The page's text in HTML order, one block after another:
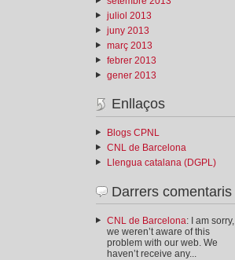
juliol 2013
juny 2013
març 2013
febrer 2013
gener 2013
Enllaços
Blogs CPNL
CNL de Barcelona
Llengua catalana (DGPL)
Darrers comentaris
CNL de Barcelona: I am sorry,
we weren’t aware of this
problem with our web. We
haven’t receive any...